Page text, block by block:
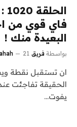
فاي قوي من
البعيدة منك !
بواسطة فريق alwahah 21 أبريل، 2015
ان تستقبل نقطة
الحقيقة تفاجئت
يفوت…